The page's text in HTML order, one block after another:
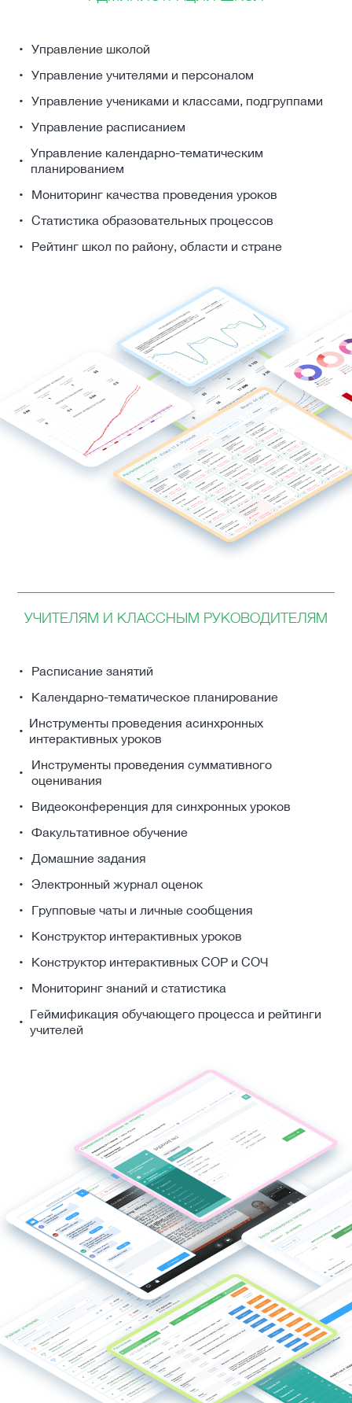
Управление школой
Управление учителями и персоналом
Управление учениками и классами, подгруппами
Управление расписанием
Управление календарно-тематическим
планированием
Мониторинг качества проведения уроков
Статистика образовательных процессов
Рейтинг школ по району, области и стране
УЧИТЕЛЯМ И КЛАССНЫМ РУКОВОДИТЕЛЯМ
Расписание занятий
Календарно-тематическое планирование
Инструменты проведения асинхронных
интерактивных уроков
Инструменты проведения суммативного
оценивания
Видеоконференция для синхронных уроков
Факультативное обучение
Домашние задания
Электронный журнал оценок
Групповые чаты и личные сообщения
Конструктор интерактивных уроков
Конструктор интерактивных СОР и СОЧ
Мониторинг знаний и статистика
Геймификация обучающего процесса и рейтинги
учителей